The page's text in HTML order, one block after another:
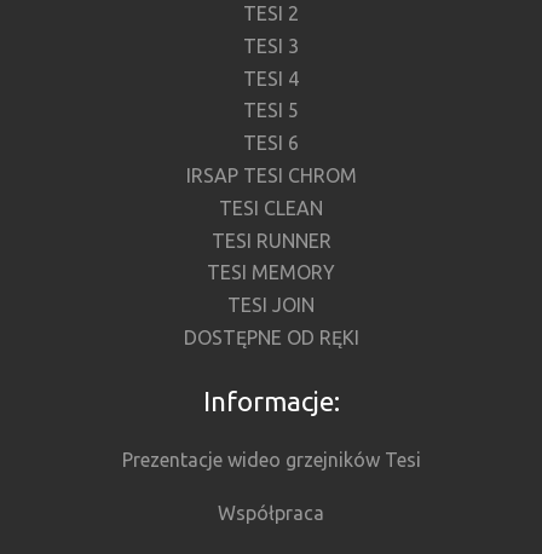
TESI 2
TESI 3
TESI 4
TESI 5
TESI 6
IRSAP TESI CHROM
TESI CLEAN
TESI RUNNER
TESI MEMORY
TESI JOIN
DOSTĘPNE OD RĘKI
Informacje:
Prezentacje wideo grzejników Tesi
Współpraca